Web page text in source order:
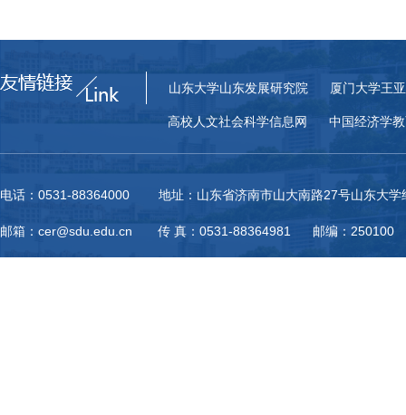
山东大学山东发展研究院 厦门大学王
高校人文社会科学信息网 中国经济学
电话：0531-88364000 地址：山东省济南市山大南路27号山东大学
邮箱：cer@sdu.edu.cn 传 真：0531-88364981 邮编：250100